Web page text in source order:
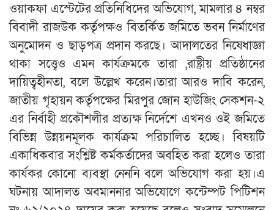
ওয়াকফা এস্টেটের প্রতিনিধিদের অভিযোগ, মামলার ৪ নম্বর
বিবাদী রাজউক কর্তৃপক্ষও বিতর্কিত জমিতে ভবন নির্মাণের
অনুমোদন ও ছাড়পত্র প্রদান করছে। আদালতের নিষেধাজ্ঞা
থাকা সত্ত্বেও এমন কার্যক্রমকে তারা ,রাষ্ট্রীয় প্রতিষ্ঠানের
দায়িত্বহীনতা, বলে উল্লেখ করেন।তারা আরও দাবি করেন,
জাতীয় গৃহায়ন কর্তৃপক্ষের মিরপুর জোন হাউজিং সেকশন-২
এর নির্বাহী প্রকৌশলীর প্রত্যক্ষ নির্দেশে এখনও ওই জমিতে
বিভিন্ন উন্নয়নমূলক কার্যক্রম পরিচালিত হচ্ছে। বিষয়টি
একাধিকবার সংশ্লিষ্ট কর্মকর্তাদের অবহিত করা হলেও তারা
কার্যকর কোনো ব্যবস্থা নেননি বলে অভিযোগ করা হয়।এ
ঘটনায় আদালত অবমাননার অভিযোগে কন্টেম্পট পিটিশন